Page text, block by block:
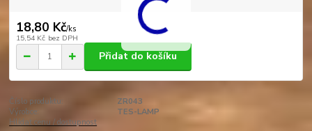
18,80 Kč/ks
15,54 Kč bez DPH
Přidat do košíku
Číslo produktu:
ZR043
Výrobce:
TES-LAMP
Hlídat cenu / dostupnost